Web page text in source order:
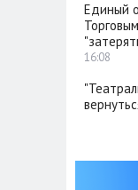
Единый
16:08